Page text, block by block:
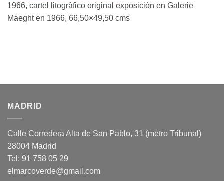
1966, cartel litográfico original exposición en Galerie
Maeght en 1966, 66,50×49,50 cms
MADRID
Calle Corredera Alta de San Pablo, 31 (metro Tribunal)
28004 Madrid
Tel: 91 758 05 29
elmarcoverde@gmail.com